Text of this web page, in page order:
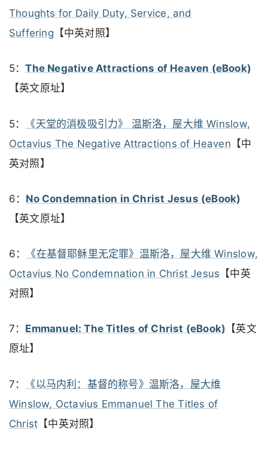
Thoughts for Daily Duty, Service, and
Suffering 【中英对照】
5：The Negative Attractions of Heaven (eBook)
【英文原址】
5：
《天堂的消极吸引力》 温斯洛，屋大维 Winslow,
Octavius The Negative Attractions of Heaven 【中
英对照】
6： No Condemnation in Christ Jesus (eBook)
【英文原址】
6：
《在基督耶稣里无定罪》温斯洛，屋大维 Winslow,
Octavius No Condemnation in Christ Jesus 【中英
对照】
7： Emmanuel: The Titles of Christ (eBook) 【英文
原址】
7：
《以马内利：基督的称号》温斯洛，屋大维
Winslow, Octavius Emmanuel The Titles of
Christ 【中英对照】